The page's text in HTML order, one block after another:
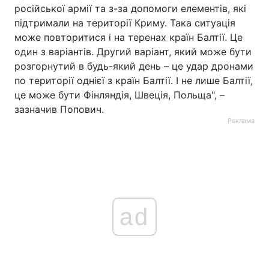
російської армії та з-за допомоги елементів, які
підтримали на території Криму. Така ситуація
може повторитися і на теренах країн Балтії. Це
один з варіантів. Другий варіант, який може бути
розгорнутий в будь-який день – це удар дронами
по території однієї з країн Балтії. І не лише Балтії,
це може бути Фінляндія, Швеція, Польща", –
зазначив Попович.
Реклама
ad